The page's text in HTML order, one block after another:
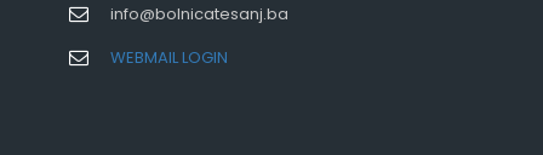
info@bolnicatesanj.ba
WEBMAIL LOGIN